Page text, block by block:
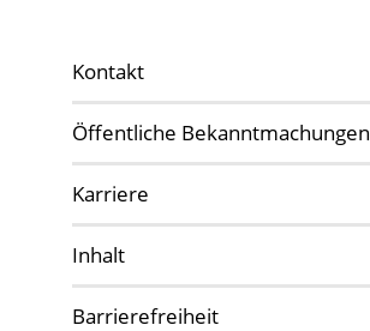
Kontakt
Öffentliche Bekanntmachungen
Karriere
Inhalt
Barrierefreiheit